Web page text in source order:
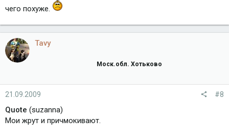
чего похуже.
Tavy
Моск.обл. Хотьково
21.09.2009 #8
Quote (suzanna)
Мои жрут и причмокивают.